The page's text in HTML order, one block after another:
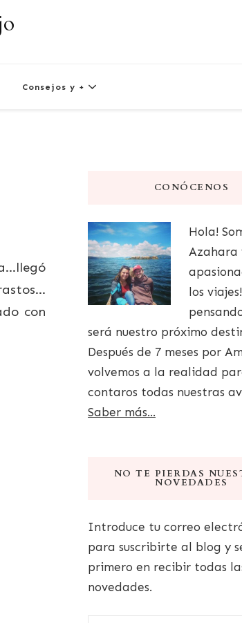
Consejos y +
con
CONÓCENOS
Hola!
Azahara
los
será nuestro próximo
Después de 7 meses por
volvemos a la realidad
contaros todas nuestras
Saber más...
NO TE PIERDAS
NOVEDADES
Introduce tu correo
para suscribirte al blog y
primero en recibir todas
novedades.